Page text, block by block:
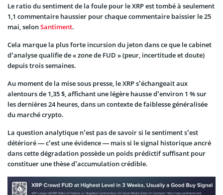
Le ratio du sentiment de la foule pour le XRP est tombé à seulement
1,1 commentaire haussier pour chaque commentaire baissier le 25
mai, selonSantiment.
Cela marque la plus forte incursion du jeton dans ce que le cabinet
d’analyse qualifie de « zone de FUD » (peur, incertitude et doute)
depuis trois semaines.
Au moment de la mise sous presse, le XRP s’échangeait aux
alentours de 1,35 $, affichant une légère hausse d’environ 1 % sur
les dernières 24 heures, dans un contexte de faiblesse généralisée
du marché crypto.
La question analytique n’est pas de savoir si le sentiment s’est
détérioré — c’est une évidence — mais si le signal historique ancré
dans cette dégradation possède un poids prédictif suffisant pour
constituer une thèse d’accumulation crédible.